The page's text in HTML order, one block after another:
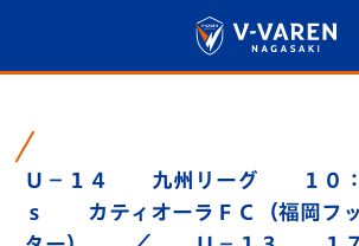
Ｕ－１４ 九州リーグ １０
ｓ カティオーラＦＣ（福岡フッ